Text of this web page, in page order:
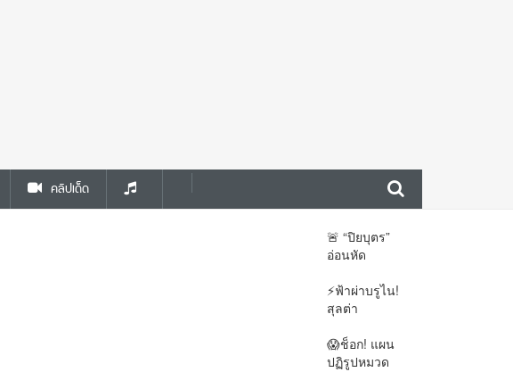
คลิปเด็ด
มรัฐธรรมนูญอีก
🚨 “ปิยบุตร”
อ่อนหัด
⚡ฟ้าผ่าบรูไน!
สุลต่า
😱ช็อก! แผน
ปฏิรูปหมวด